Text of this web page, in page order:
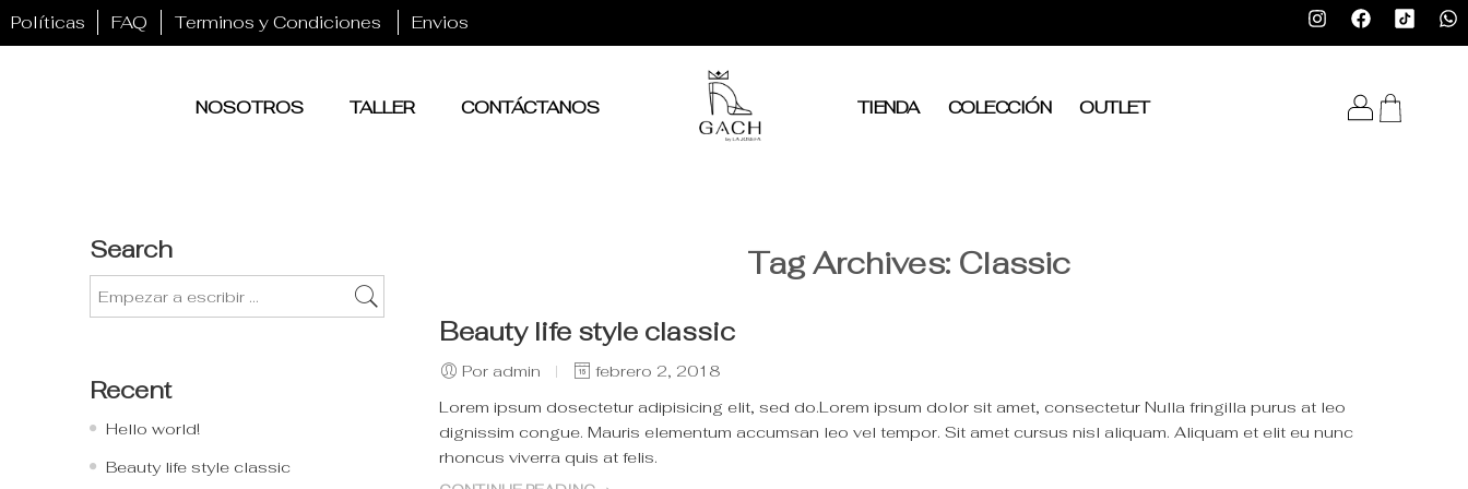
Políticas FAQ Terminos y Condiciones Envios
NOSOTROS TALLER CONTÁCTANOS TIENDA COLECCIÓN OUTLET
Tag Archives: Classic
Beauty life style classic
Por admin
febrero 2, 2018
Lorem ipsum dosectetur adipisicing elit, sed do.Lorem ipsum dolor sit amet, consectetur Nulla fringilla purus at leo
dignissim congue. Mauris elementum accumsan leo vel tempor. Sit amet cursus nisl aliquam. Aliquam et elit eu nunc
rhoncus viverra quis at felis.
Search
Recent
Hello world!
Beauty life style classic